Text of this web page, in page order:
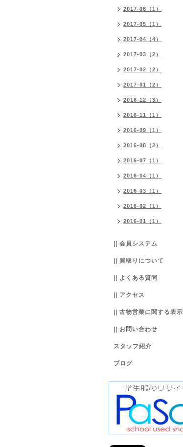
2017-06（1）
2017-05（1）
2017-04（4）
2017-03（2）
2017-02（2）
2017-01（2）
2016-12（3）
2016-11（1）
2016-09（1）
2016-08（2）
2016-07（1）
2016-04（1）
2016-03（1）
2016-02（1）
2016-01（1）
|| 会員システム
|| 買取りについて
|| よくある質問
|| アクセス
|| 古物営業に関する表示
|| お問い合わせ
スタッフ紹介
ブログ